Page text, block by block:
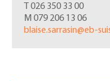
T 026 350 33 00
M 079 206 13 06
blaise.sarrasin@eb-